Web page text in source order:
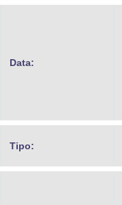
Data:
Tipo: